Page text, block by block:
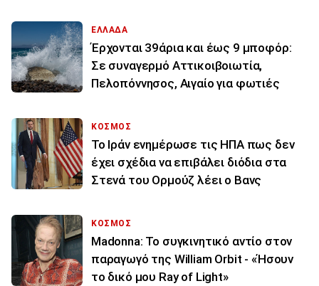
ΕΛΛΑΔΑ
Έρχονται 39άρια και έως 9 μποφόρ:
Σε συναγερμό Αττικοιβοιωτία,
Πελοπόννησος, Αιγαίο για φωτιές
ΚΟΣΜΟΣ
To Ιράν ενημέρωσε τις ΗΠΑ πως δεν
έχει σχέδια να επιβάλει διόδια στα
Στενά του Ορμούζ λέει ο Βανς
ΚΟΣΜΟΣ
Madonna: Το συγκινητικό αντίο στον
παραγωγό της William Orbit - «Ήσουν
το δικό μου Ray of Light»